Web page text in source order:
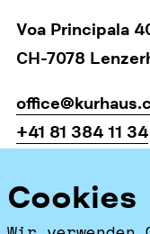
Voa Principala
CH-7078
+41 81 384 11 34
Facebook
Cookies